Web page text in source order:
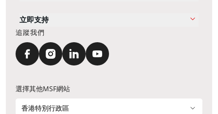
立即支持
追蹤我們
選擇其他MSF網站
香港特別行政區